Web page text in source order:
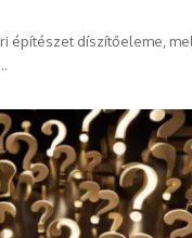
építészet díszítőeleme,